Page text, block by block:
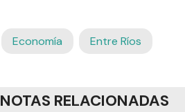
Economía Entre Ríos
NOTAS RELACIONADAS